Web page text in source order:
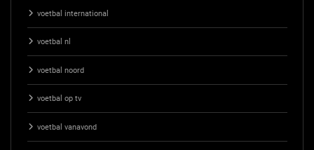
voetbal international
voetbal nl
voetbal noord
voetbal op tv
voetbal vanavond